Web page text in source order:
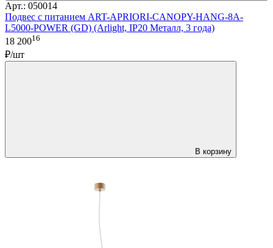
Арт.: 050014
Подвес с питанием ART-APRIORI-CANOPY-HANG-8A-
L5000-POWER (GD) (Arlight, IP20 Металл, 3 года)
18 20016
₽/шт
В корзину